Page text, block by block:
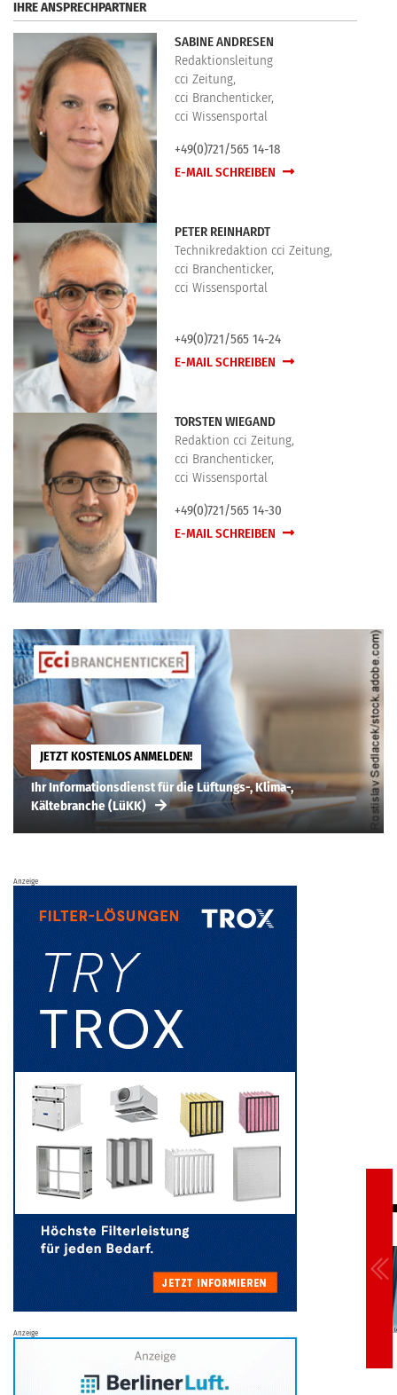
IHRE ANSPRECHPARTNER
SABINE ANDRESEN
Redaktionsleitung
cci Zeitung,
cci Branchenticker,
cci Wissensportal
+49(0)721/565 14-18
E-MAIL SCHREIBEN
PETER REINHARDT
Technikredaktion cci Zeitung,
cci Branchenticker,
cci Wissensportal
+49(0)721/565 14-24
E-MAIL SCHREIBEN
TORSTEN WIEGAND
Redaktion cci Zeitung,
cci Branchenticker,
cci Wissensportal
+49(0)721/565 14-30
E-MAIL SCHREIBEN
JETZT KOSTENLOS ANMELDEN!
Ihr Informationsdienst für die Lüftungs-, Klima-,
Kältebranche (LüKK)
Anzeige
Anzeige